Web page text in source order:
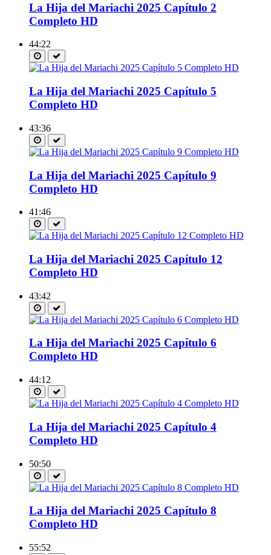
La Hija del Mariachi 2025 Capítulo 2
Completo HD
44:22
La Hija del Mariachi 2025 Capítulo 5
Completo HD
43:36
La Hija del Mariachi 2025 Capítulo 9
Completo HD
41:46
La Hija del Mariachi 2025 Capítulo 12
Completo HD
43:42
La Hija del Mariachi 2025 Capítulo 6
Completo HD
44:12
La Hija del Mariachi 2025 Capítulo 4
Completo HD
50:50
La Hija del Mariachi 2025 Capítulo 8
Completo HD
55:52